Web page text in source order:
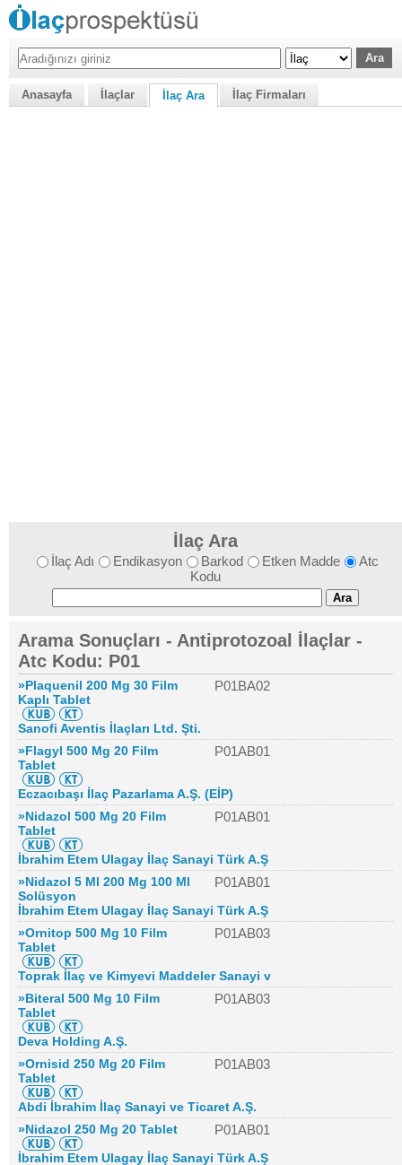
Anasayfa İlaçlar İlaç Ara İlaç Firmaları
İlaç Ara
İlaç Adı Endikasyon Barkod Etken Madde
Atc
Kodu
Arama Sonuçları - Antiprotozoal İlaçlar -
Atc Kodu: P01
»Plaquenil 200 Mg 30 Film
Kaplı Tablet
P01BA02
Sanofi Aventis İlaçları Ltd. Şti.
»Flagyl 500 Mg 20 Film
Tablet
P01AB01
Eczacıbaşı İlaç Pazarlama A.Ş. (EİP)
»Nidazol 500 Mg 20 Film
Tablet
P01AB01
İbrahim Etem Ulagay İlaç Sanayi Türk A.Ş
»Nidazol 5 Ml 200 Mg 100 Ml
Solüsyon
P01AB01
İbrahim Etem Ulagay İlaç Sanayi Türk A.Ş
»Ornitop 500 Mg 10 Film
Tablet
P01AB03
Toprak İlaç ve Kimyevi Maddeler Sanayi v
»Biteral 500 Mg 10 Film
Tablet
P01AB03
Deva Holding A.Ş.
»Ornisid 250 Mg 20 Film
Tablet
P01AB03
Abdi İbrahim İlaç Sanayi ve Ticaret A.Ş.
»Nidazol 250 Mg 20 Tablet
P01AB01
İbrahim Etem Ulagay İlaç Sanayi Türk A.Ş